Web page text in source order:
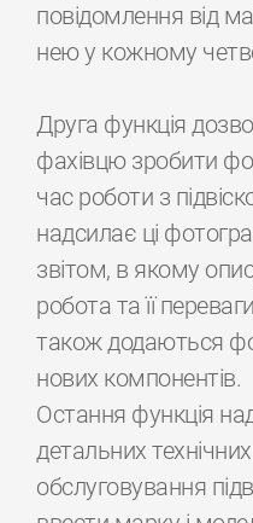
повідомлення від
нею у кожному
Друга функція
фахівцю зробити
час роботи з
надсилає ці
звітом, в якому
робота та її
також додаються
нових компонентів.
Остання функція
детальних
обслуговування